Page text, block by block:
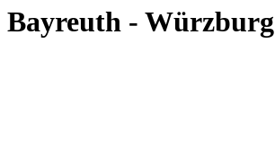
Bayreuth - Würzburg